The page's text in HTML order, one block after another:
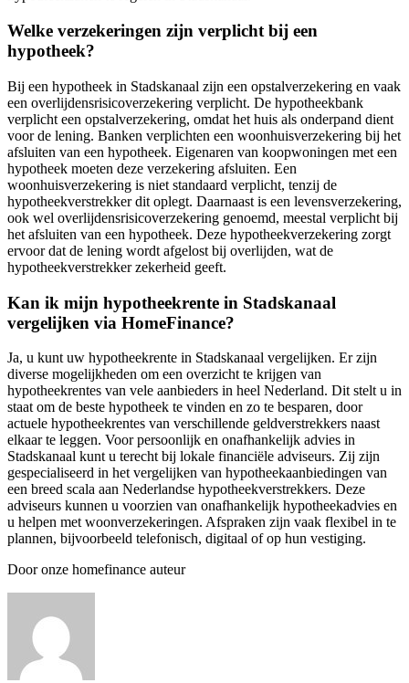
Welke verzekeringen zijn verplicht bij een
hypotheek?
Bij een hypotheek in Stadskanaal zijn een opstalverzekering en vaak
een overlijdensrisicoverzekering verplicht. De hypotheekbank
verplicht een opstalverzekering, omdat het huis als onderpand dient
voor de lening. Banken verplichten een woonhuisverzekering bij het
afsluiten van een hypotheek. Eigenaren van koopwoningen met een
hypotheek moeten deze verzekering afsluiten. Een
woonhuisverzekering is niet standaard verplicht, tenzij de
hypotheekverstrekker dit oplegt. Daarnaast is een levensverzekering,
ook wel overlijdensrisicoverzekering genoemd, meestal verplicht bij
het afsluiten van een hypotheek. Deze hypotheekverzekering zorgt
ervoor dat de lening wordt afgelost bij overlijden, wat de
hypotheekverstrekker zekerheid geeft.
Kan ik mijn hypotheekrente in Stadskanaal
vergelijken via HomeFinance?
Ja, u kunt uw hypotheekrente in Stadskanaal vergelijken. Er zijn
diverse mogelijkheden om een overzicht te krijgen van
hypotheekrentes van vele aanbieders in heel Nederland. Dit stelt u in
staat om de beste hypotheek te vinden en zo te besparen, door
actuele hypotheekrentes van verschillende geldverstrekkers naast
elkaar te leggen. Voor persoonlijk en onafhankelijk advies in
Stadskanaal kunt u terecht bij lokale financiële adviseurs. Zij zijn
gespecialiseerd in het vergelijken van hypotheekaanbiedingen van
een breed scala aan Nederlandse hypotheekverstrekkers. Deze
adviseurs kunnen u voorzien van onafhankelijk hypotheekadvies en
u helpen met woonverzekeringen. Afspraken zijn vaak flexibel in te
plannen, bijvoorbeeld telefonisch, digitaal of op hun vestiging.
Door onze homefinance auteur